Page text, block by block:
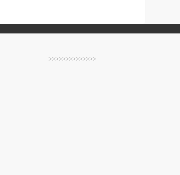
<<<<<<<<<<<<<<